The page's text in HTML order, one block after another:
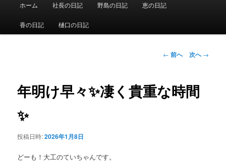
メインコンテンツへ移動
ホーム 社長の日記 野島の日記 恵の日記
香の日記 樋口の日記
投稿ナビゲーシ
← 前へ 次へ→
年明け早々✨凄く貴重な時間
✨
投稿日時:2026年1月8日
どーも！大工のていちゃんです。